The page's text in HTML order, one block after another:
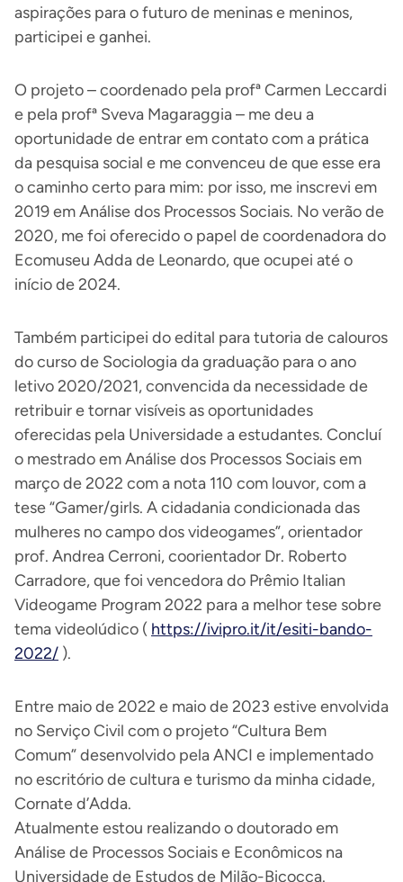
aspirações para o futuro de meninas e meninos,
participei e ganhei.
O projeto – coordenado pela profª Carmen Leccardi
e pela profª Sveva Magaraggia – me deu a
oportunidade de entrar em contato com a prática
da pesquisa social e me convenceu de que esse era
o caminho certo para mim: por isso, me inscrevi em
2019 em Análise dos Processos Sociais. No verão de
2020, me foi oferecido o papel de coordenadora do
Ecomuseu Adda de Leonardo, que ocupei até o
início de 2024.
Também participei do edital para tutoria de calouros
do curso de Sociologia da graduação para o ano
letivo 2020/2021, convencida da necessidade de
retribuir e tornar visíveis as oportunidades
oferecidas pela Universidade a estudantes. Concluí
o mestrado em Análise dos Processos Sociais em
março de 2022 com a nota 110 com louvor, com a
tese “Gamer/girls. A cidadania condicionada das
mulheres no campo dos videogames”, orientador
prof. Andrea Cerroni, coorientador Dr. Roberto
Carradore, que foi vencedora do Prêmio Italian
Videogame Program 2022 para a melhor tese sobre
tema videolúdico ( https://ivipro.it/it/esiti-bando-
2022/ ).
Entre maio de 2022 e maio de 2023 estive envolvida
no Serviço Civil com o projeto “Cultura Bem
Comum” desenvolvido pela ANCI e implementado
no escritório de cultura e turismo da minha cidade,
Cornate d’Adda.
Atualmente estou realizando o doutorado em
Análise de Processos Sociais e Econômicos na
Universidade de Estudos de Milão-Bicocca.